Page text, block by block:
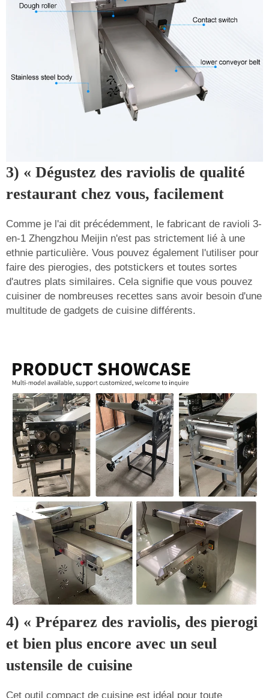
3) « Dégustez des raviolis de qualité
restaurant chez vous, facilement
Comme je l'ai dit précédemment, le fabricant de ravioli 3-
en-1 Zhengzhou Meijin n'est pas strictement lié à une
ethnie particulière. Vous pouvez également l'utiliser pour
faire des pierogies, des potstickers et toutes sortes
d'autres plats similaires. Cela signifie que vous pouvez
cuisiner de nombreuses recettes sans avoir besoin d'une
multitude de gadgets de cuisine différents.
4) « Préparez des raviolis, des pierogi
et bien plus encore avec un seul
ustensile de cuisine
Cet outil compact de cuisine est idéal pour toute